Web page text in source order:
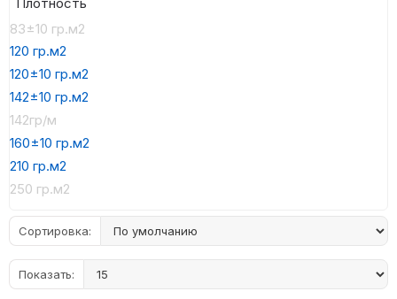
83±10 гр.м2
120 гр.м2
120±10 гр.м2
142±10 гр.м2
142гр/м
160±10 гр.м2
210 гр.м2
250 гр.м2
Сортировка:
Показать: